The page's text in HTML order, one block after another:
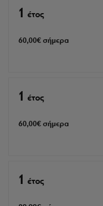
1 έτος
60,00€σήμερα
1 έτος
60,00€σήμερα
1 έτος